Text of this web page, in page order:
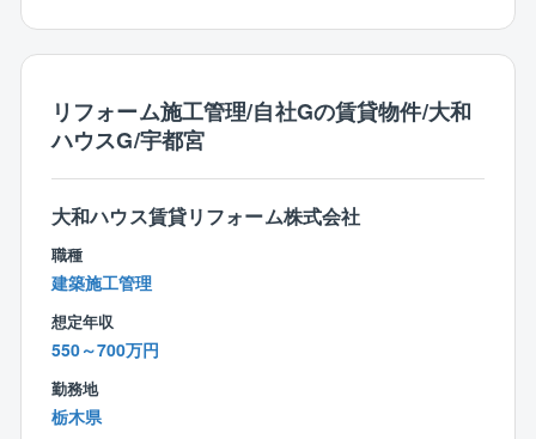
■年間休日120日以上
■70歳以降も就業可能
■家族手当ライセンス手当（資格）など福利厚生も充実
しております！
■マイカー通勤も相談可！
【社風】
コミュニケーションが取りやすいフラットな社風で
す。
管理部門社員や上司とも話しやすく業務上のトラブル
安心して就業することができます。
中途入社の方が8割を占め、入社時期に関係なく、活躍
リフォーム施工管理/自社Gの賃貸物件/大和
ハウスG/宇都宮
大和ハウス賃貸リフォーム株式会社
職種
建築施工管理
想定年収
550～700万円
勤務地
栃木県